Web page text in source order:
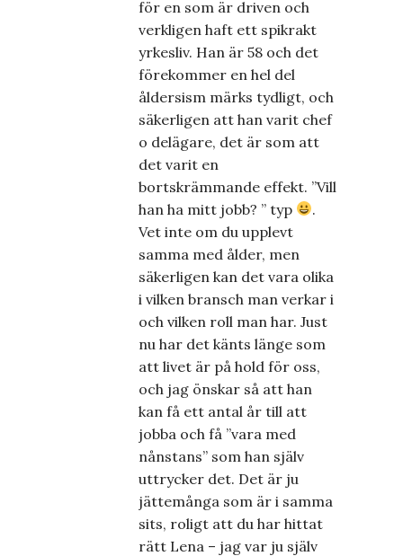
för en som är driven och
verkligen haft ett spikrakt
yrkesliv. Han är 58 och det
förekommer en hel del
åldersism märks tydligt, och
säkerligen att han varit chef
o delägare, det är som att
det varit en
bortskrämmande effekt. ”Vill
han ha mitt jobb? ” typ
.
Vet inte om du upplevt
samma med ålder, men
säkerligen kan det vara olika
i vilken bransch man verkar i
och vilken roll man har. Just
nu har det känts länge som
att livet är på hold för oss,
och jag önskar så att han
kan få ett antal år till att
jobba och få ”vara med
nånstans” som han själv
uttrycker det. Det är ju
jättemånga som är i samma
sits, roligt att du har hittat
rätt Lena – jag var ju själv